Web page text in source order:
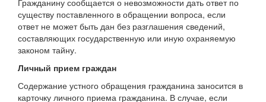
существу поставленного в обращении вопроса, если
ответ не может быть дан без разглашения сведений,
составляющих государственную или иную охраняемую
законом тайну.
Личный прием граждан
Содержание устного обращения гражданина заносится в
карточку личного приема гражданина. В случае, если